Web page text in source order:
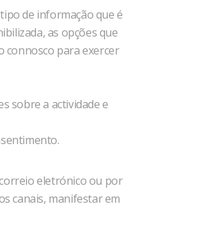
de informação que é
as opções que
connosco para exercer
sobre a actividade e
eletrónico ou por
canais, manifestar em